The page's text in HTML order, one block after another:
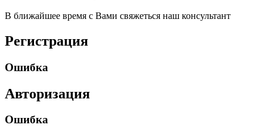
В ближайшее время с Вами свяжеться наш консультант
Регистрация
Ошибка
Авторизация
Ошибка